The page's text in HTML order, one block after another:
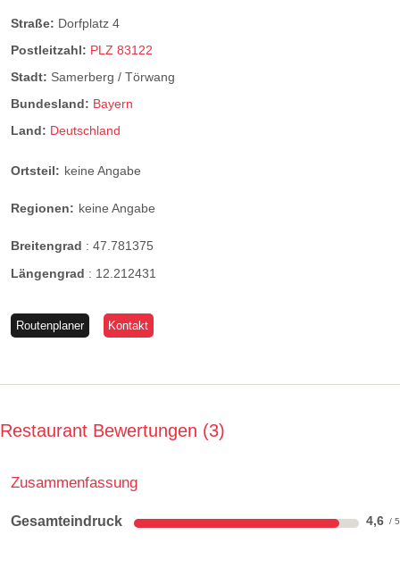
Straße: Dorfplatz 4
Postleitzahl: PLZ 83122
Stadt: Samerberg / Törwang
Bundesland: Bayern
Land: Deutschland
Ortsteil: keine Angabe
Regionen: keine Angabe
Breitengrad : 47.781375
Längengrad : 12.212431
Routenplaner Kontakt
Restaurant Bewertungen 3
Zusammenfassung
Gesamteindruck 4,6